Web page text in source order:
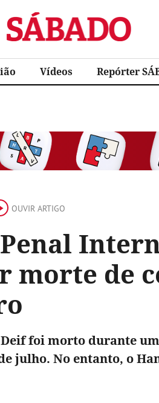
Sábado
Vídeos Repórter
OUVIR ARTIGO
morte de
foi morto durante
julho. No entanto, o